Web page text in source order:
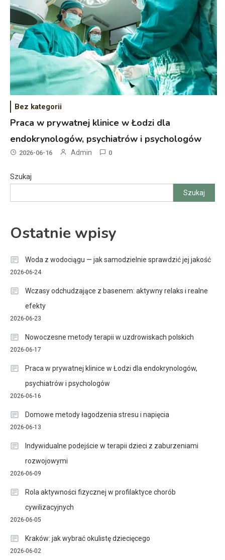
Bez kategorii
Praca w prywatnej klinice w Łodzi dla
endokrynologów, psychiatrów i psychologów
2026-06-16 Admin 0
Szukaj
Szukaj
Ostatnie wpisy
Woda z wodociągu — jak samodzielnie sprawdzić jej jakość
2026-06-24
Wczasy odchudzające z basenem: aktywny relaks i realne
efekty
2026-06-23
Nowoczesne metody terapii w uzdrowiskach polskich
2026-06-17
Praca w prywatnej klinice w Łodzi dla endokrynologów,
psychiatrów i psychologów
2026-06-16
Domowe metody łagodzenia stresu i napięcia
2026-06-13
Indywidualne podejście w terapii dzieci z zaburzeniami
rozwojowymi
2026-06-09
Rola aktywności fizycznej w profilaktyce chorób
cywilizacyjnych
2026-06-05
Kraków: jak wybrać okulistę dziecięcego
2026-06-02